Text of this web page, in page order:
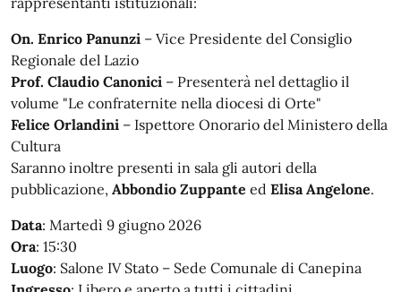
On. Enrico Panunzi – Vice Presidente del Consiglio
Regionale del Lazio
Prof. Claudio Canonici – Presenterà nel dettaglio il
volume "Le confraternite nella diocesi di Orte"
Felice Orlandini – Ispettore Onorario del Ministero della
Cultura
Saranno inoltre presenti in sala gli autori della
pubblicazione, Abbondio Zuppante ed Elisa Angelone.
Data: Martedì 9 giugno 2026
Ora: 15:30
Luogo: Salone IV Stato – Sede Comunale di Canepina